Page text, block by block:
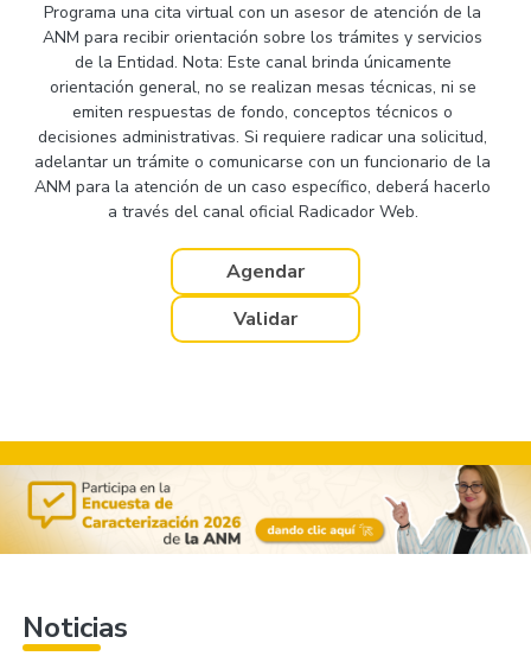
Programa una cita virtual con un asesor de atención de la
ANM para recibir orientación sobre los trámites y servicios
de la Entidad. Nota: Este canal brinda únicamente
orientación general, no se realizan mesas técnicas, ni se
emiten respuestas de fondo, conceptos técnicos o
decisiones administrativas. Si requiere radicar una solicitud,
adelantar un trámite o comunicarse con un funcionario de la
ANM para la atención de un caso específico, deberá hacerlo
a través del canal oficial Radicador Web.
Agendar
Validar
Noticias